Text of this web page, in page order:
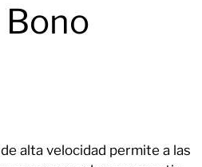
alta velocidad permite a las